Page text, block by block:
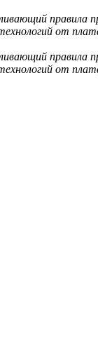
правила
от
правила
от